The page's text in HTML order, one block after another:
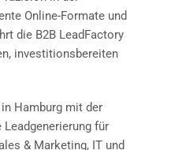
Online-Formate und
die B2B LeadFactory
investitionsbereiten
Hamburg mit der
für
& Marketing, IT und